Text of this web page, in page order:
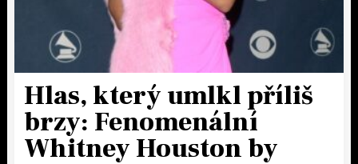
Hlas, který umlkl příliš
brzy: Fenomenální
Whitney Houston by